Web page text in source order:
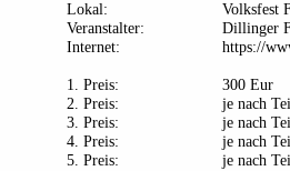
Lokal:
Volksfest
Veranstalter:
Dillinger
Internet:
https://
1. Preis:
300 Eur
2. Preis:
je nach
3. Preis:
je nach
4. Preis:
je nach
5. Preis:
je nach